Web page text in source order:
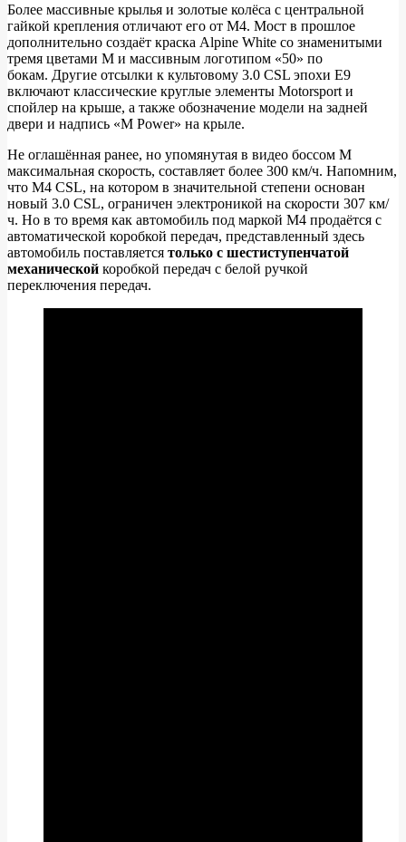
Более массивные крылья и золотые колёса с центральной
гайкой крепления отличают его от M4. Мост в прошлое
дополнительно создаёт краска Alpine White со знаменитыми
тремя цветами М и массивным логотипом «50» по
бокам. Другие отсылки к культовому 3.0 CSL эпохи E9
включают классические круглые элементы Motorsport и
спойлер на крыше, а также обозначение модели на задней
двери и надпись «M Power» на крыле.
Не оглашённая ранее, но упомянутая в видео боссом M
максимальная скорость, составляет более 300 км/ч. Напомним,
что M4 CSL, на котором в значительной степени основан
новый 3.0 CSL, ограничен электроникой на скорости 307 км/
ч. Но в то время как автомобиль под маркой M4 продаётся с
автоматической коробкой передач, представленный здесь
автомобиль поставляется только с шестиступенчатой ​​​​
механической коробкой передач с белой ручкой
переключения передач.